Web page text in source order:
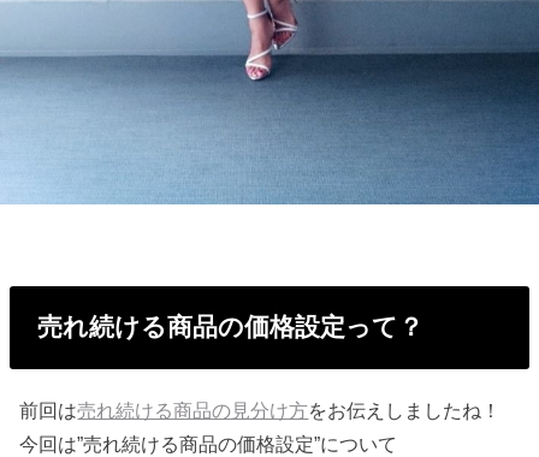
売れ続ける商品の価格設定って？
前回は売れ続ける商品の見分け方をお伝えしましたね！
今回は”売れ続ける商品の価格設定”について